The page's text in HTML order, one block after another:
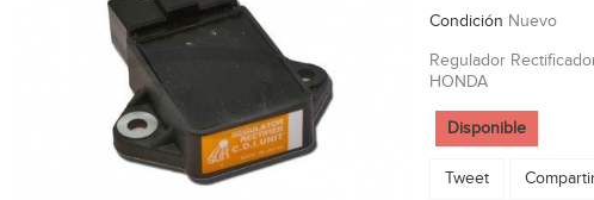
Condición Nuevo
Regulador
HONDA
Disponible
Tweet